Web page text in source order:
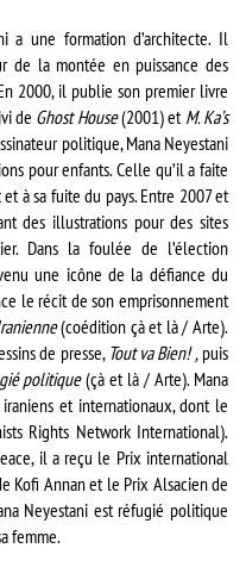
a une formation d’architecte. Il
de la montée en puissance des
2000, il publie son premier livre
de Ghost House(2001) et M. Ka’s
politique, Mana Neyestani
pour enfants. Celle qu’il a faite
à sa fuite du pays. Entre 2007 et
des illustrations pour des sites
Dans la foulée de l’élection
une icône de la défiance du
le récit de son emprisonnement
(coédition çà et là / Arte).
de presse, Tout va Bien! ,puis
politique(çà et là / Arte). Mana
et internationaux, dont le
Rights Network International).
il a reçu le Prix international
Kofi Annan et le Prix Alsacien de
Neyestani est réfugié politique
femme.